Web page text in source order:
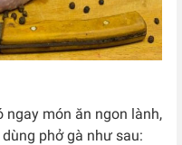
ngay món ăn ngon lành,
phở gà như sau: